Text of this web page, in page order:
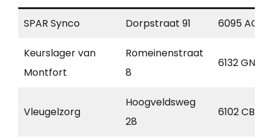
SPAR Synco Dorpstraat 91 6095 AG
Keurslager van
Montfort
Romeinenstraat
8
6132 GN
Vleugelzorg
Hoogveldsweg
28
6102 CB